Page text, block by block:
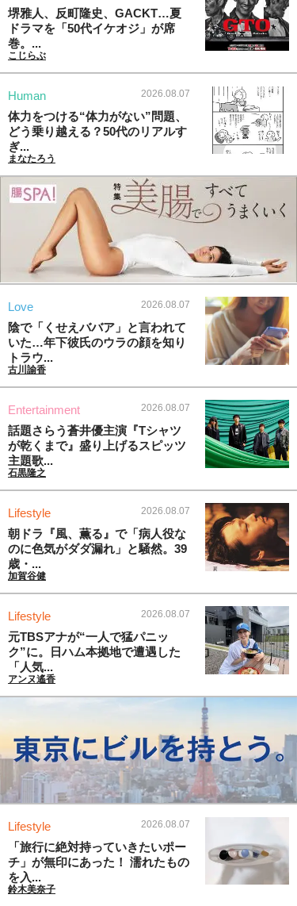
堺雅人、反町隆史、GACKT…夏
ドラマを「50代イケオジ」が席
巻。...
こじらぶ
Human 2026.08.07
体力をつける“体力がない”問題、
どう乗り越える？50代のリアルす
ぎ...
まなたろう
Love 2026.08.07
陰で「くせえババア」と言われて
いた…年下彼氏のウラの顔を知り
トラウ...
古川諭香
Entertainment 2026.08.07
話題さらう蒼井優主演『Tシャツ
が乾くまで』盛り上げるスピッツ
主題歌...
石黒隆之
Lifestyle 2026.08.07
朝ドラ『風、薫る』で「病人役な
のに色気がダダ漏れ」と騒然。39
歳・...
加賀谷健
Lifestyle 2026.08.07
元TBSアナが“一人で猛パニッ
ク”に。日ハム本拠地で遭遇した
「人気...
アンヌ遙香
Lifestyle 2026.08.07
「旅行に絶対持っていきたいポー
チ」が無印にあった！ 濡れたもの
を入...
鈴木美奈子